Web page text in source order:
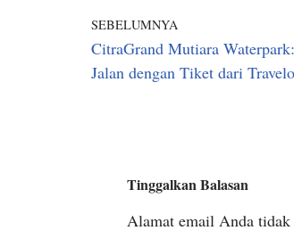
SEBELUMNYA
CitraGrand Mutiara
Jalan dengan Tiket dari
Tinggalkan Balasan
Alamat email Anda